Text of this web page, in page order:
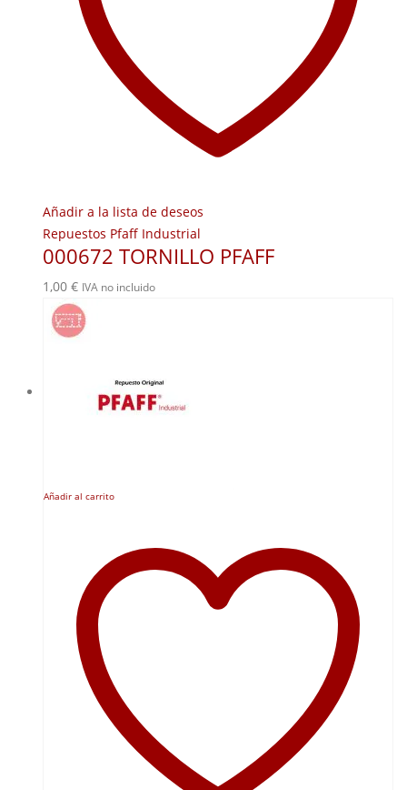
Añadir a la lista de deseos
Repuestos Pfaff Industrial
000672 TORNILLO PFAFF
1,00 € IVA no incluido
Añadir al carrito